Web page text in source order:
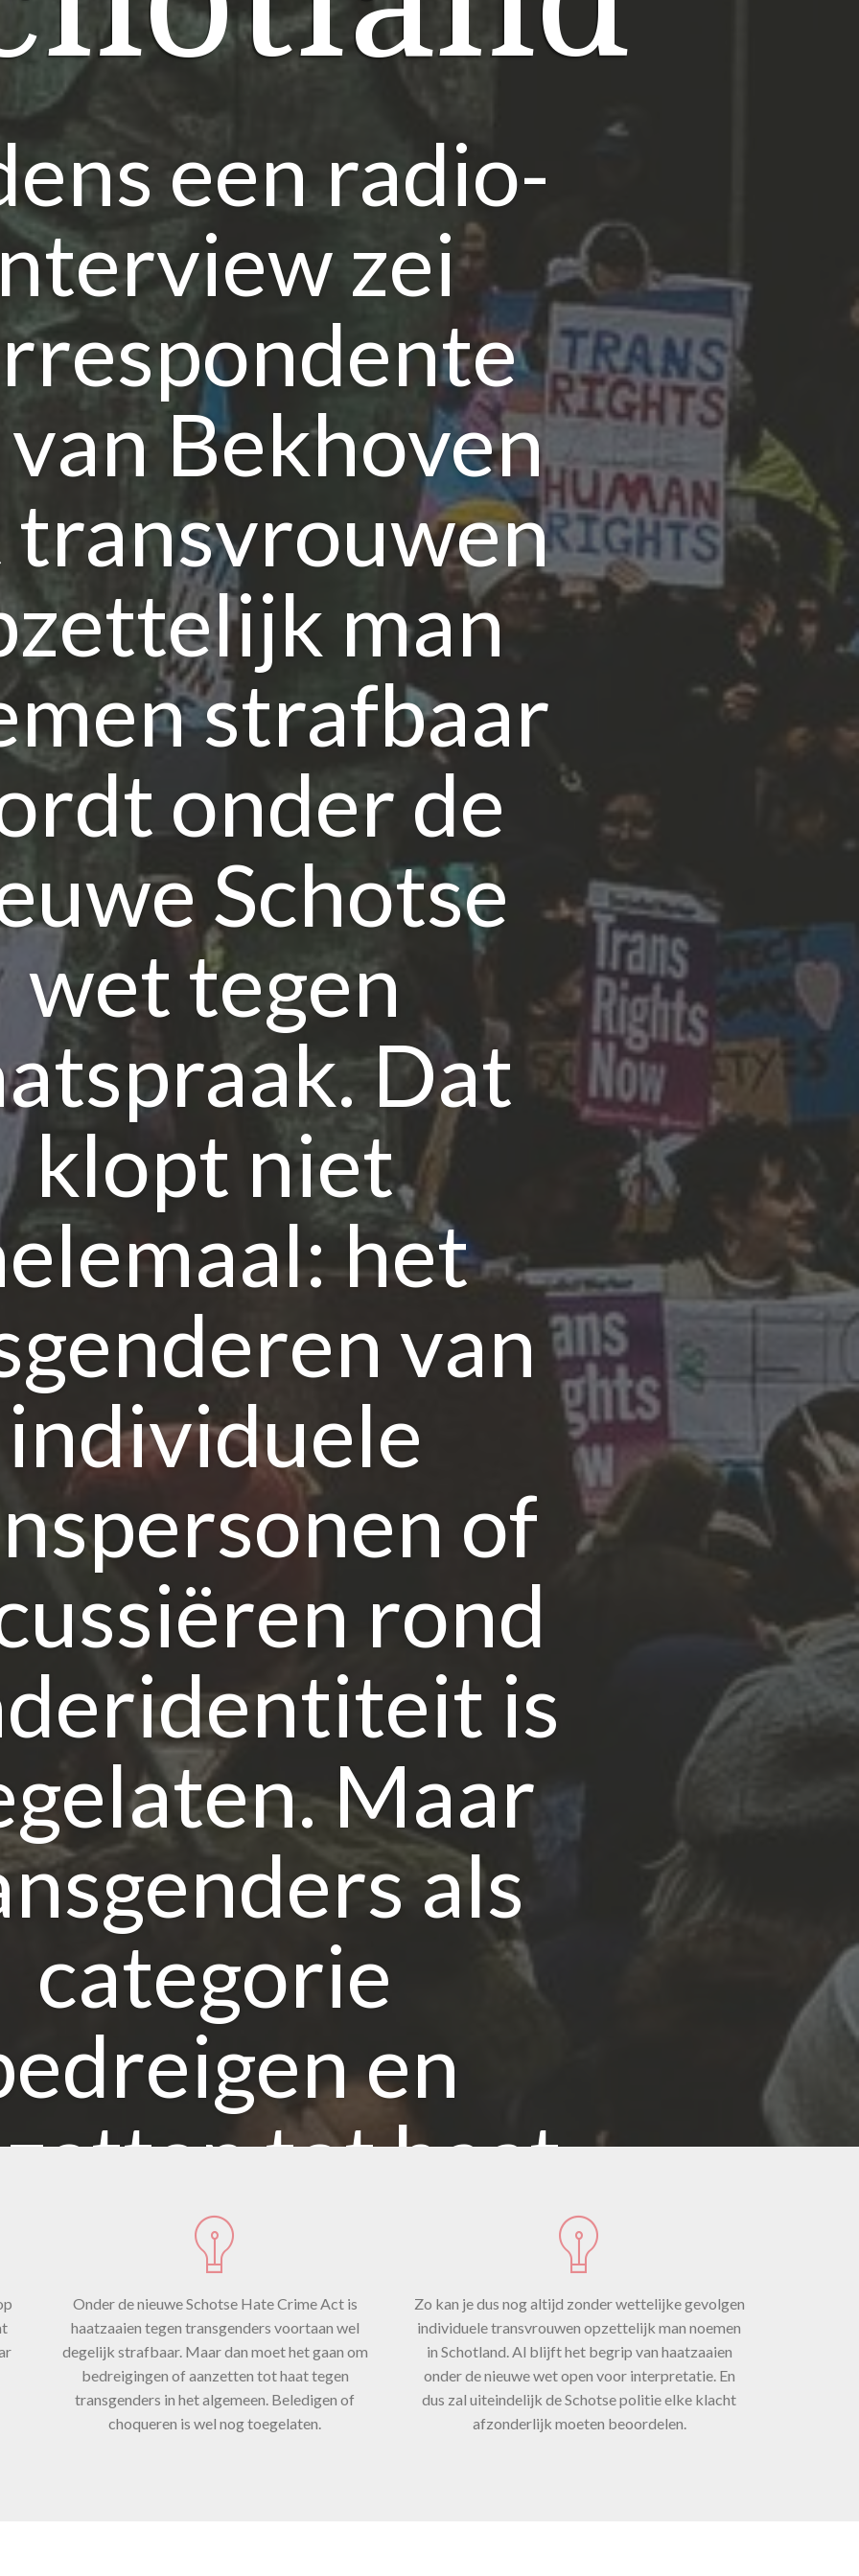
een radio-
zei
Bekhoven
transvrouwen
man
strafbaar
onder de
Schotse
wet tegen
Dat
klopt niet
het
van
individuele
of
rond
is
Maar
als
categorie
en
tot haat
wel
Het is
de politie om
Onder de nieuwe Schotse Hate Crime Act is
haatzaaien tegen transgenders voortaan wel
degelijk strafbaar. Maar dan moet het gaan om
bedreigingen of aanzetten tot haat tegen
transgenders in het algemeen. Beledigen of
choqueren is wel nog toegelaten.
Zo kan je dus nog altijd zonder wettelijke gevolgen
individuele transvrouwen opzettelijk man noemen
in Schotland. Al blijft het begrip van haatzaaien
onder de nieuwe wet open voor interpretatie. En
dus zal uiteindelijk de Schotse politie elke klacht
afzonderlijk moeten beoordelen.